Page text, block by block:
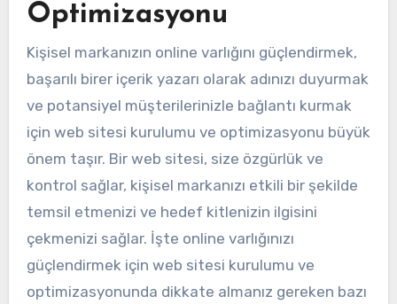
Optimizasyonu
Kişisel markanızın online varlığını güçlendirmek,
başarılı birer içerik yazarı olarak adınızı duyurmak
ve potansiyel müşterilerinizle bağlantı kurmak
için web sitesi kurulumu ve optimizasyonu büyük
önem taşır. Bir web sitesi, size özgürlük ve
kontrol sağlar, kişisel markanızı etkili bir şekilde
temsil etmenizi ve hedef kitlenizin ilgisini
çekmenizi sağlar. İşte online varlığınızı
güçlendirmek için web sitesi kurulumu ve
optimizasyonunda dikkate almanız gereken bazı